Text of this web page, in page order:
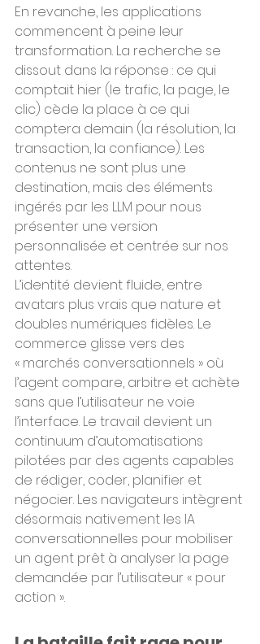
En revanche, les applications
commencent à peine leur
transformation. La recherche se
dissout dans la réponse : ce qui
comptait hier (le trafic, la page, le
clic) cède la place à ce qui
comptera demain (la résolution, la
transaction, la confiance). Les
contenus ne sont plus une
destination, mais des éléments
ingérés par les LLM pour nous
présenter une version
personnalisée et centrée sur nos
attentes.
L’identité devient fluide, entre
avatars plus vrais que nature et
doubles numériques fidèles. Le
commerce glisse vers des
« marchés conversationnels » où
l’agent compare, arbitre et achète
sans que l’utilisateur ne voie
l’interface. Le travail devient un
continuum d’automatisations
pilotées par des agents capables
de rédiger, coder, planifier et
négocier. Les navigateurs intègrent
désormais nativement les IA
conversationnelles pour mobiliser
un agent prêt à analyser la page
demandée par l’utilisateur « pour
action ».